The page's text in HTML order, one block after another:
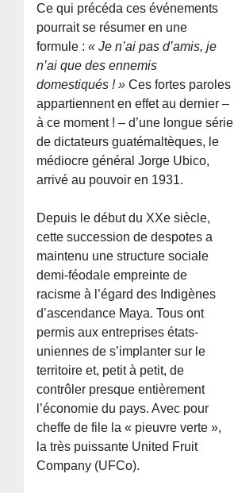
Ce qui précéda ces événements
pourrait se résumer en une
formule :« Je n’ai pas d’amis, je
n’ai que des ennemis
domestiqués ! »Ces fortes paroles
appartiennent en effet au dernier –
à ce moment ! – d’une longue série
de dictateurs guatémaltèques, le
médiocre général Jorge Ubico,
arrivé au pouvoir en 1931.
Depuis le début du XXe siècle,
cette succession de despotes a
maintenu une structure sociale
demi-féodale empreinte de
racisme à l’égard des Indigènes
d’ascendance Maya. Tous ont
permis aux entreprises états-
uniennes de s’implanter sur le
territoire et, petit à petit, de
contrôler presque entièrement
l’économie du pays. Avec pour
cheffe de file la « pieuvre verte »,
la très puissante United Fruit
Company (UFCo).